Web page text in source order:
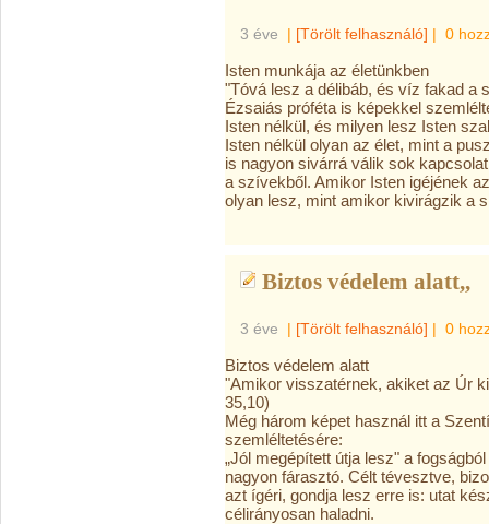
3 éve | [Törölt felhasználó] | 0
Isten munkája az életünkben
"Tóvá lesz a délibáb, és víz fakad a
Ézsaiás próféta is képekkel
Isten nélkül, és milyen lesz Isten
Isten nélkül olyan az élet, mint a
is nagyon sivárrá válik sok
a szívekből. Amikor Isten igéjének
olyan lesz, mint amikor kivirágzik a
Biztos védelem alatt,,
3 éve | [Törölt felhasználó] | 0
Biztos védelem alatt
"Amikor visszatérnek, akiket az Úr
35,10)
Még három képet használ itt a
szemléltetésére:
„Jól megépített útja lesz" a
nagyon fárasztó. Célt tévesztve,
azt ígéri, gondja lesz erre is: utat
célirányosan haladni.